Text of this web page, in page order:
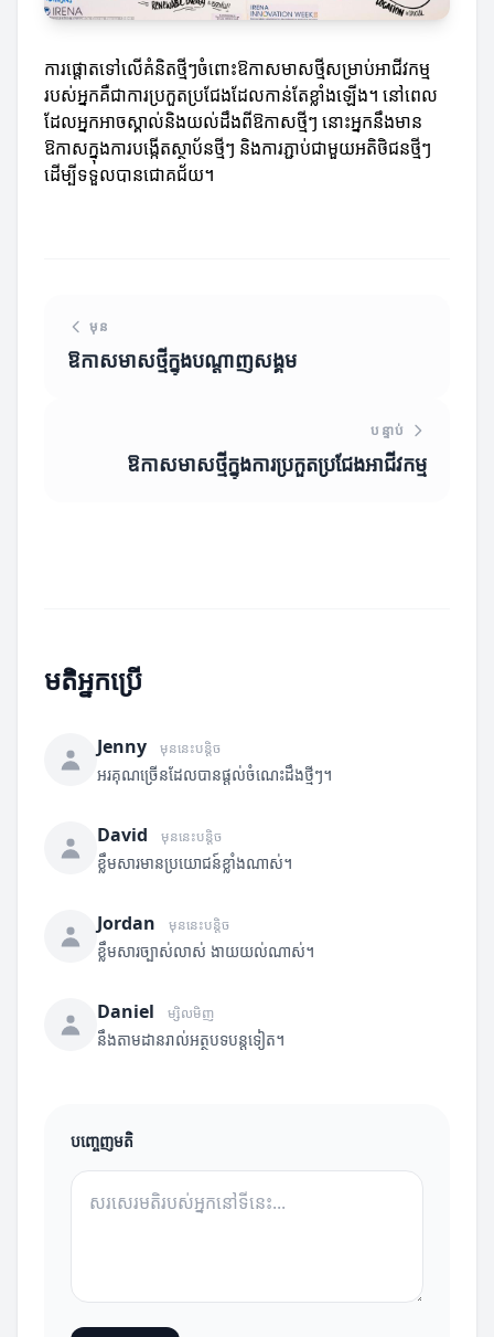
ការផ្តោតទៅលើគំនិតថ្មីៗចំពោះឱកាសមាសថ្មីសម្រាប់អាជីវកម្ម
របស់អ្នកគឺជាការប្រកួតប្រជែងដែលកាន់តែខ្លាំងឡើង។ នៅពេល
ដែលអ្នកអាចស្គាល់និងយល់ដឹងពីឱកាសថ្មីៗ នោះអ្នកនឹងមាន
ឱកាសក្នុងការបង្កើតស្ថាប័នថ្មីៗ និងការភ្ជាប់ជាមួយអតិថិជនថ្មីៗ
ដើម្បីទទួលបានជោគជ័យ។
មុន
ឱកាសមាសថ្មីក្នុងបណ្ដាញសង្គម
បន្ទាប់
ឱកាសមាសថ្មីក្នុងការប្រកួតប្រជែងអាជីវកម្ម
មតិអ្នកប្រើ
Jenny មុននេះបន្តិច
អរគុណច្រើនដែលបានផ្តល់ចំណេះដឹងថ្មីៗ។
David មុននេះបន្តិច
ខ្លឹមសារមានប្រយោជន៍ខ្លាំងណាស់។
Jordan មុននេះបន្តិច
ខ្លឹមសារច្បាស់លាស់ ងាយយល់ណាស់។
Daniel ម្សិលមិញ
នឹងតាមដានរាល់អត្ថបទបន្តទៀត។
បញ្ចេញមតិ